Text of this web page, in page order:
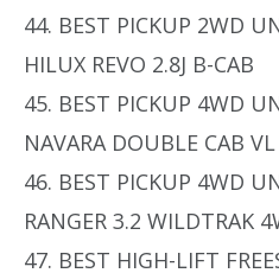
44. BEST PICKUP 2WD
HILUX REVO 2.8J B-CAB
45. BEST PICKUP 4WD
NAVARA DOUBLE CAB
46. BEST PICKUP 4WD
RANGER 3.2 WILDTRAK
47. BEST HIGH-LIFT